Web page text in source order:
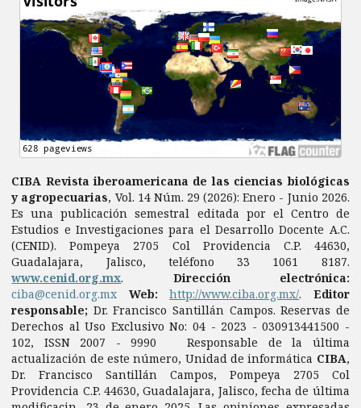
CIBA Revista iberoamericana de las ciencias biológicas
y agropecuarias, Vol. 14 Núm. 29 (2026): Enero - Junio 2026.
Es una publicación semestral editada por el Centro de
Estudios e Investigaciones para el Desarrollo Docente A.C.
(CENID). Pompeya 2705 Col Providencia C.P. 44630,
Guadalajara, Jalisco, teléfono 33 1061 8187.
www.cenid.org.mx. Dirección electrónica:
ciba@cenid.org.mx
Web: http://www.ciba.org.mx/. Editor
responsable; Dr. Francisco Santillán Campos. Reservas de
Derechos al Uso Exclusivo No: 04 - 2023 - 030913441500 -
102, ISSN 2007 - 9990 Responsable de la última
actualización de este número, Unidad de informática CIBA,
Dr. Francisco Santillán Campos, Pompeya 2705 Col
Providencia C.P. 44630, Guadalajara, Jalisco, fecha de última